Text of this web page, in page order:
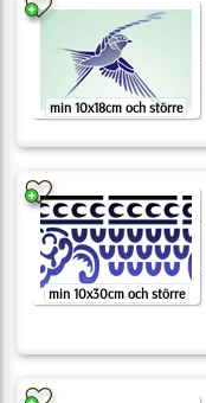
min 10x18cm och större
min 10x30cm och större